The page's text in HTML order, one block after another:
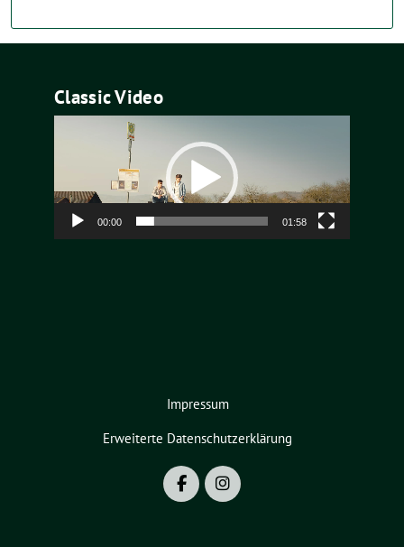
Classic Video
00:00 01:58
Impressum
Erweiterte Datenschutzerklärung